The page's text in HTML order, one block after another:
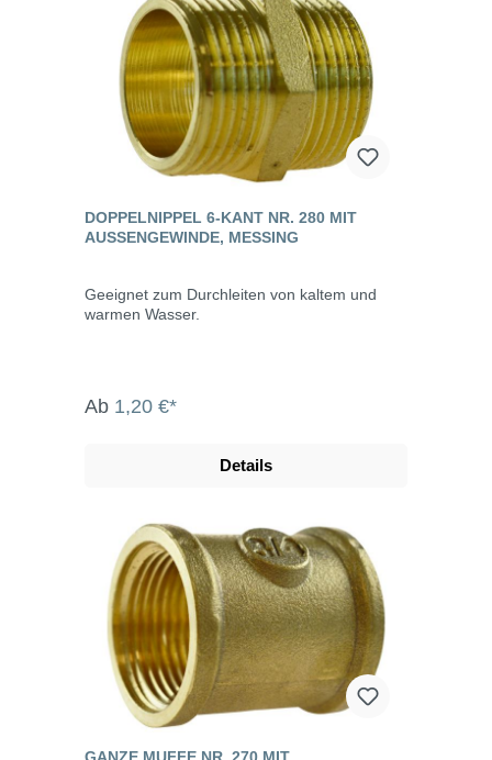
DOPPELNIPPEL 6-KANT NR. 280 MIT
AUSSENGEWINDE, MESSING
Geeignet zum Durchleiten von kaltem und
warmen Wasser.
Ab 1,20 €*
Details
GANZE MUFFE NR. 270 MIT